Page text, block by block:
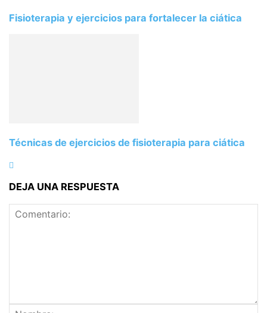
Fisioterapia y ejercicios para fortalecer la ciática
Técnicas de ejercicios de fisioterapia para ciática
DEJA UNA RESPUESTA